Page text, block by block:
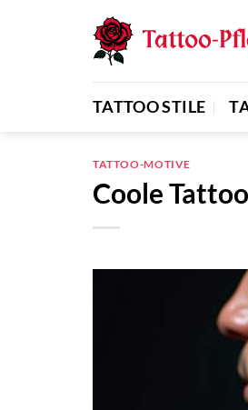
TATTOO STILE
TATTOO-MOTIVE
Coole